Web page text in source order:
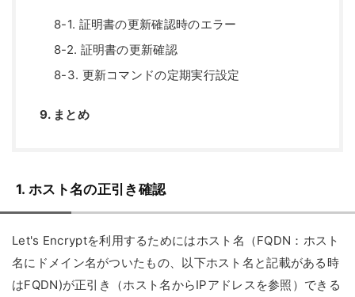
8-1. 証明書の更新確認時のエラー
8-2. 証明書の更新確認
8-3. 更新コマンドの定期実行設定
9. まとめ
1. ホスト名の正引き確認
Let's Encryptを利用するためにはホスト名（FQDN：ホスト
名にドメイン名がついたもの、以下ホスト名と記載がある時
はFQDN)が正引き（ホスト名からIPアドレスを参照）できる